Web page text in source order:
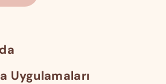
Uygulamaları